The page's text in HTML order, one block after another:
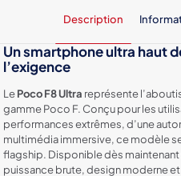
Description
Un smartphone ultra haut
l’exigence
LePoco F8 Ultra représente
gamme Poco F. Conçu pour les
performances extrêmes, d’une
multimédia immersive, ce modèle
flagship. Disponible dès
puissance brute, design moderne